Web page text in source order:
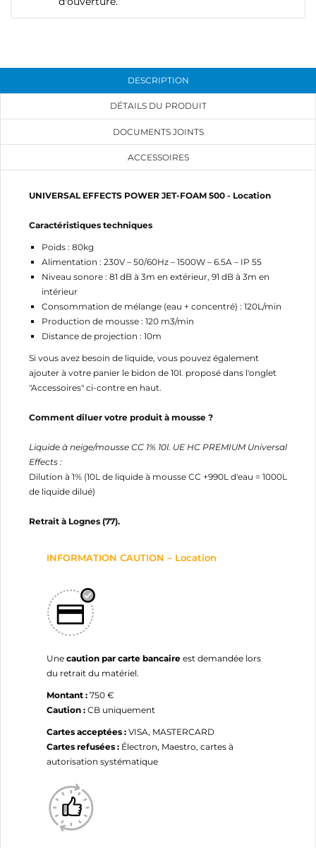
DESCRIPTION
DÉTAILS DU PRODUIT
DOCUMENTS JOINTS
ACCESSOIRES
UNIVERSAL EFFECTS POWER JET-FOAM 500 - Location
Caractéristiques techniques
Poids : 80kg
Alimentation : 230V – 50/60Hz – 1500W – 6.5A – IP 55
Niveau sonore : 81 dB à 3m en extérieur, 91 dB à 3m en
intérieur
Consommation de mélange (eau + concentré) : 120L/min
Production de mousse : 120 m3/min
Distance de projection : 10m
Si vous avez besoin de liquide, vous pouvez également
ajouter à votre panier le bidon de 10l. proposé dans l'onglet
"Accessoires" ci-contre en haut.
Comment diluer votre produit à mousse ?
Liquide à neige/mousse CC 1% 10l. UE HC PREMIUM Universal
Effects :
Dilution à 1% (10L de liquide à mousse CC +990L d'eau = 1000L
de liquide dilué)
Retrait à Lognes (77).
INFORMATION CAUTION – Location
Une caution par carte bancaire est demandée lors
du retrait du matériel.
Montant : 750 €
Caution : CB uniquement
Cartes acceptées : VISA, MASTERCARD
Cartes refusées : Électron, Maestro, cartes à
autorisation systématique
MES LISTES
add_circle_outlineCréer une nouvelle liste
CRÉER UNE LISTE D'ENVIES
NOM DE LA LISTE D'ENVIES
Vous devez être connecté pour ajouter des produits
à votre liste d'envies.
Annuler Connexion